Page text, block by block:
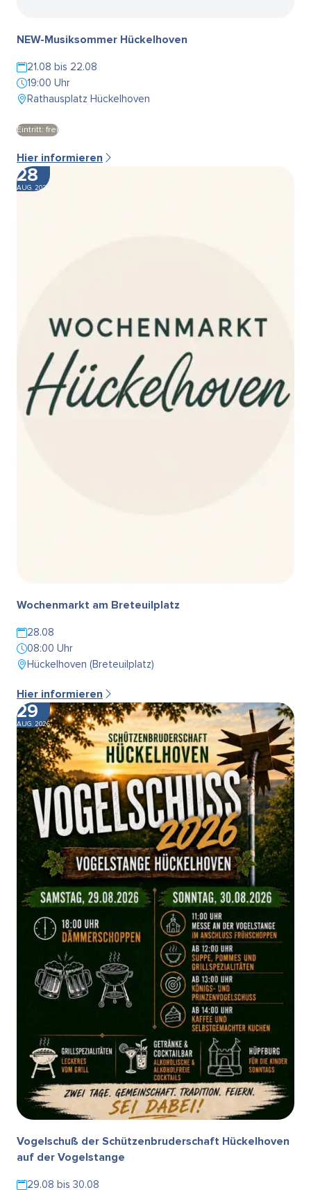
NEW-Musiksommer Hückelhoven
21.08 bis 22.08
19:00 Uhr
Rathausplatz Hückelhoven
Eintritt: frei
Hier informieren
28
AUG. 2026
Wochenmarkt am Breteuilplatz
28.08
08:00 Uhr
Hückelhoven (Breteuilplatz)
Hier informieren
29
AUG. 2026
Vogelschuß der Schützenbruderschaft Hückelhoven
auf der Vogelstange
29.08 bis 30.08